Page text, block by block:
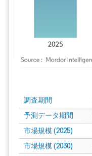
調査期間
予測データ期間
市場規模 (2025)
市場規模 (2030)